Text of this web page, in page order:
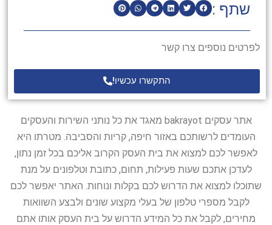
שתף :
לפרטים נוספים צרו קשר
התקשרו עכשיו!
אתר עסקים bakrayot מאגד את כל נותני השירות והעסקים
העומדים לרשותכם באזור חיפה, קריות והסביבה. מטרתו היא
לאפשר לכם למצוא את בית העסק הקרוב אליכם בכל זמן נתון,
לעדכן אתכם שעות פעילות, תחום, כתובת וטלפונים על מנת
שתוכלו למצוא את הדרוש לכם בקלות ונוחות. האתר יאפשר לכם
לקבל מספרי טלפון של בעלי מקצוע שונים ולבצע השוואות
מחירים, לקבל את כל המידע הדרוש על בית העסק אותו אתם